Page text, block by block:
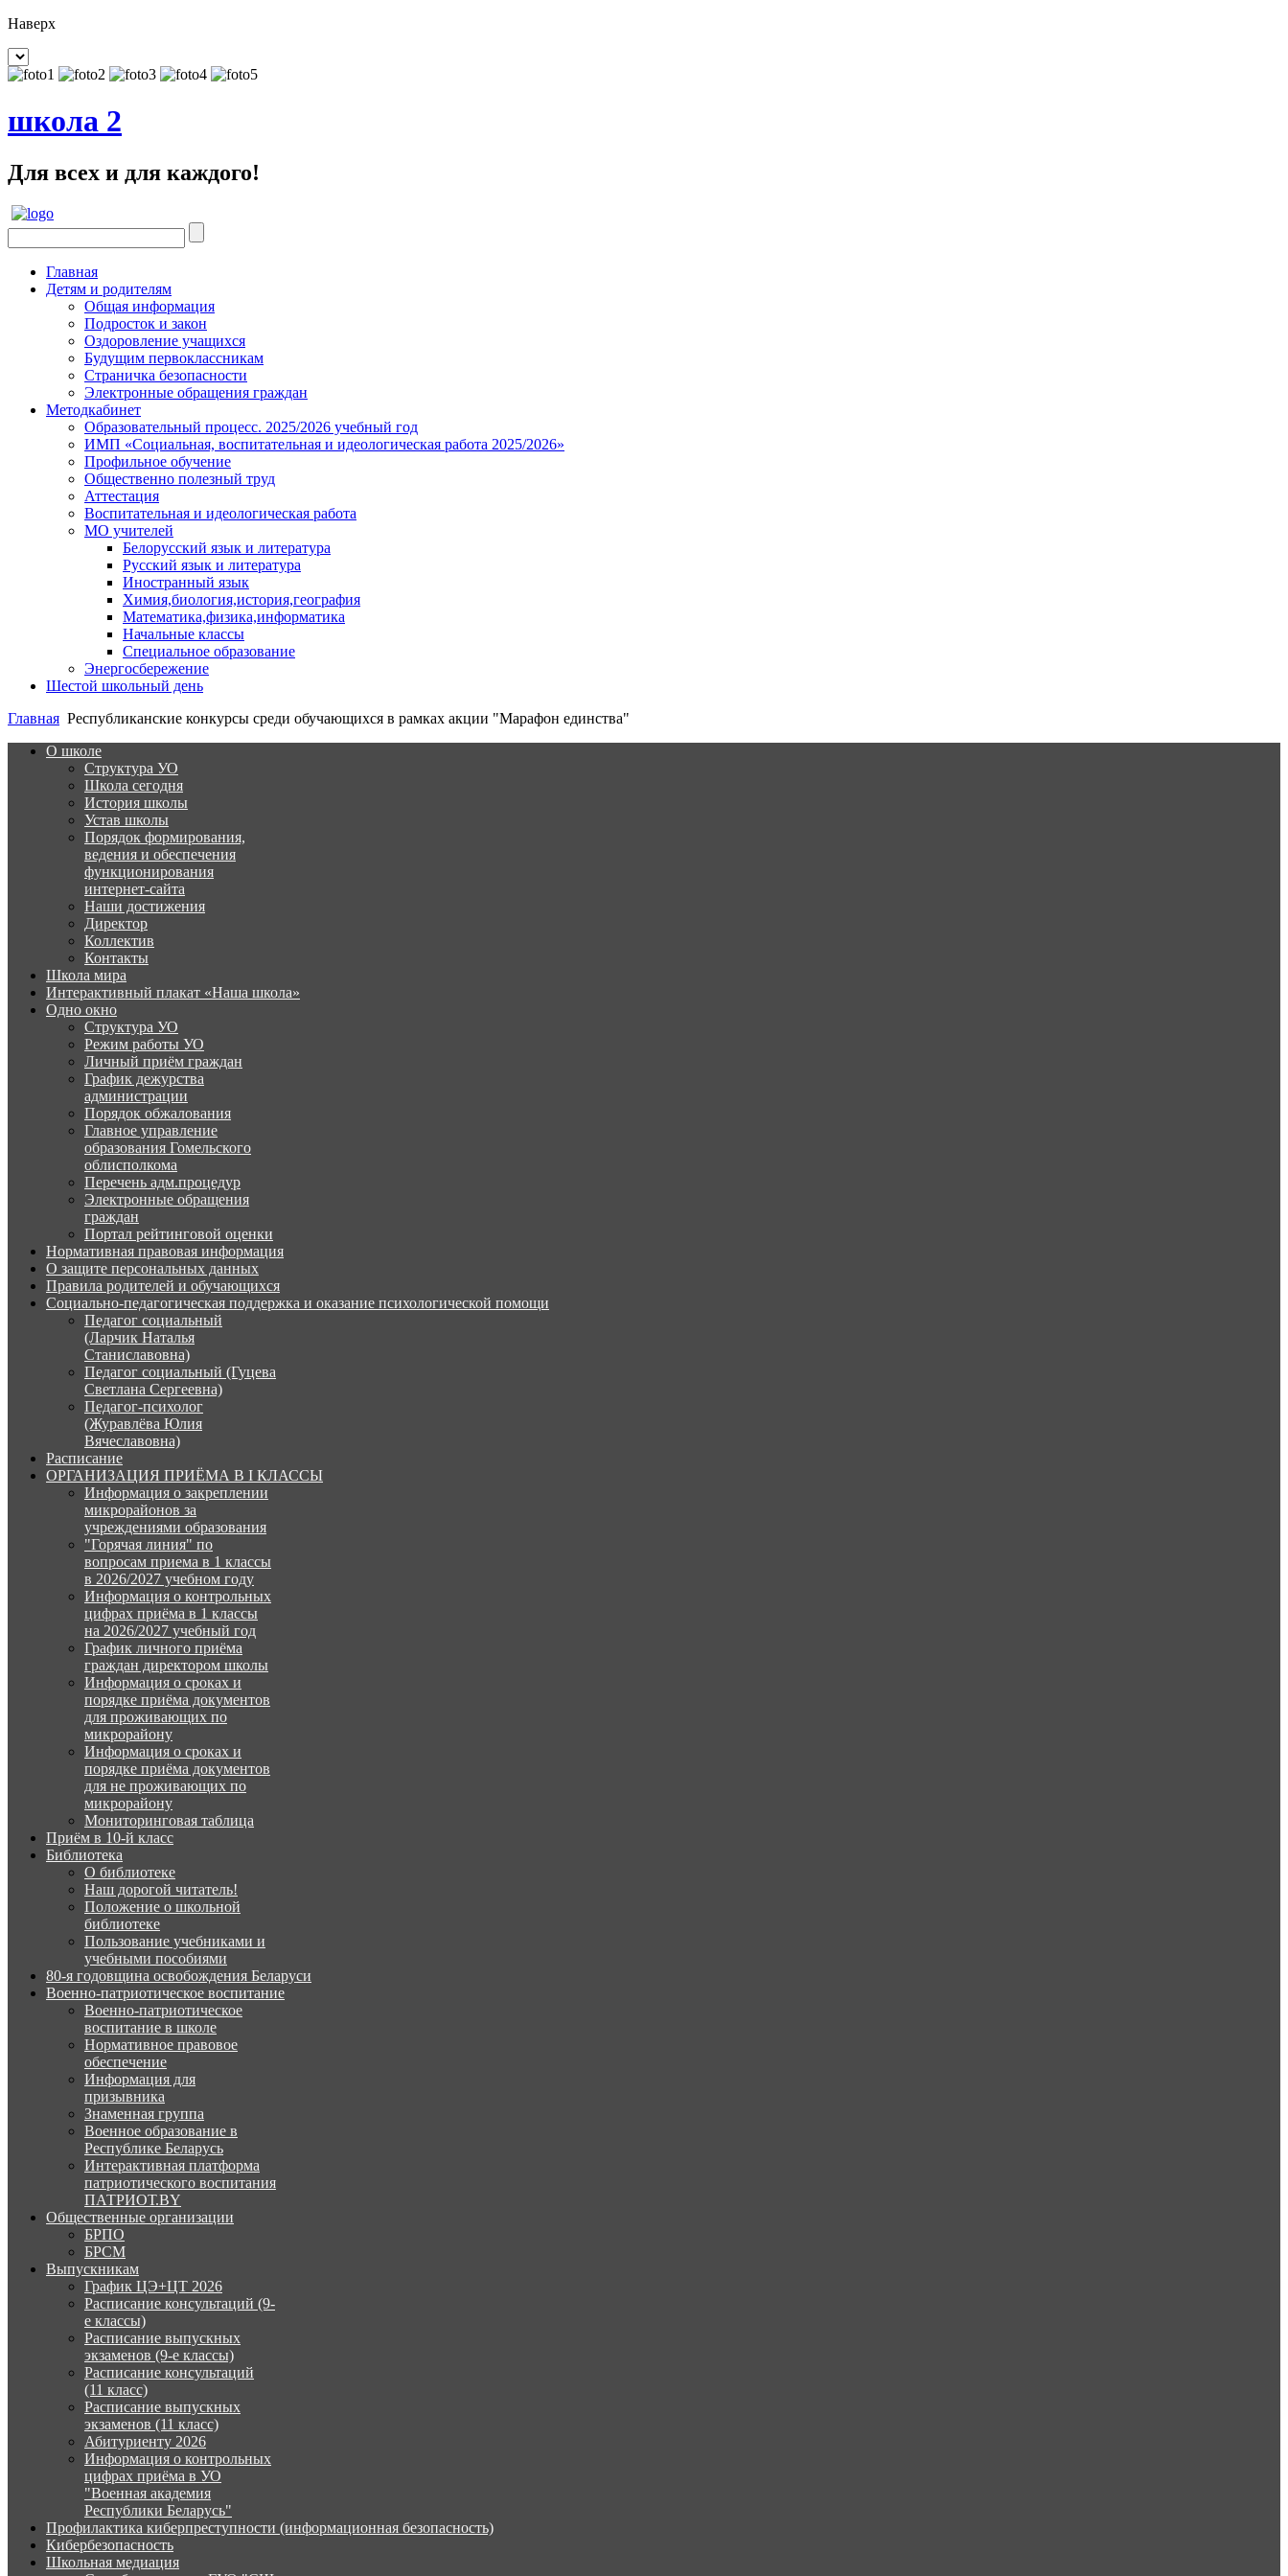
Наверх
школа 2
Для всех и для каждого!
Главная
Детям и родителям
Общая информация
Подросток и закон
Оздоровление учащихся
Будущим первоклассникам
Страничка безопасности
Электронные обращения граждан
Методкабинет
Образовательный процесс. 2025/2026 учебный год
ИМП «Социальная, воспитательная и идеологическая работа 2025/2026»
Профильное обучение
Общественно полезный труд
Аттестация
Воспитательная и идеологическая работа
МО учителей
Белорусский язык и литература
Русский язык и литература
Иностранный язык
Химия,биология,история,география
Математика,физика,информатика
Начальные классы
Специальное образование
Энергосбережение
Шестой школьный день
Главная Республиканские конкурсы среди обучающихся в рамках акции "Марафон единства"
О школе
Структура УО
Школа сегодня
История школы
Устав школы
Порядок формирования,
ведения и обеспечения
функционирования
интернет-сайта
Наши достижения
Директор
Коллектив
Контакты
Школа мира
Интерактивный плакат «Наша школа»
Одно окно
Структура УО
Режим работы УО
Личный приём граждан
График дежурства
администрации
Порядок обжалования
Главное управление
образования Гомельского
облисполкома
Перечень адм.процедур
Электронные обращения
граждан
Портал рейтинговой оценки
Нормативная правовая информация
О защите персональных данных
Правила родителей и обучающихся
Социально-педагогическая поддержка и оказание психологической помощи
Педагог социальный
(Ларчик Наталья
Станиславовна)
Педагог социальный (Гуцева
Светлана Сергеевна)
Педагог-психолог
(Журавлёва Юлия
Вячеславовна)
Расписание
ОРГАНИЗАЦИЯ ПРИЁМА В I КЛАССЫ
Информация о закреплении
микрорайонов за
учреждениями образования
"Горячая линия" по
вопросам приема в 1 классы
в 2026/2027 учебном году
Информация о контрольных
цифрах приёма в 1 классы
на 2026/2027 учебный год
График личного приёма
граждан директором школы
Информация о сроках и
порядке приёма документов
для проживающих по
микрорайону
Информация о сроках и
порядке приёма документов
для не проживающих по
микрорайону
Мониторинговая таблица
Приём в 10-й класс
Библиотека
О библиотеке
Наш дорогой читатель!
Положение о школьной
библиотеке
Пользование учебниками и
учебными пособиями
80-я годовщина освобождения Беларуси
Военно-патриотическое воспитание
Военно-патриотическое
воспитание в школе
Нормативное правовое
обеспечение
Информация для
призывника
Знаменная группа
Военное образование в
Республике Беларусь
Интерактивная платформа
патриотического воспитания
ПАТРИОТ.BY
Общественные организации
БРПО
БРСМ
Выпускникам
График ЦЭ+ЦТ 2026
Расписание консультаций (9-
е классы)
Расписание выпускных
экзаменов (9-е классы)
Расписание консультаций
(11 класс)
Расписание выпускных
экзаменов (11 класс)
Абитуриенту 2026
Информация о контрольных
цифрах приёма в УО
"Военная академия
Республики Беларусь"
Профилактика киберпреступности (информационная безопасность)
Кибербезопасность
Школьная медиация